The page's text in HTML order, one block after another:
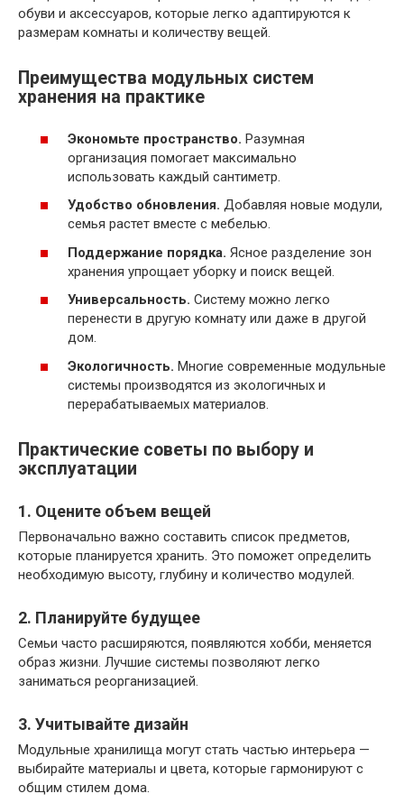
обуви и аксессуаров, которые легко адаптируются к
размерам комнаты и количеству вещей.
Преимущества модульных систем
хранения на практике
Экономьте пространство. Разумная
организация помогает максимально
использовать каждый сантиметр.
Удобство обновления. Добавляя новые модули,
семья растет вместе с мебелью.
Поддержание порядка. Ясное разделение зон
хранения упрощает уборку и поиск вещей.
Универсальность. Систему можно легко
перенести в другую комнату или даже в другой
дом.
Экологичность. Многие современные модульные
системы производятся из экологичных и
перерабатываемых материалов.
Практические советы по выбору и
эксплуатации
1. Оцените объем вещей
Первоначально важно составить список предметов,
которые планируется хранить. Это поможет определить
необходимую высоту, глубину и количество модулей.
2. Планируйте будущее
Семьи часто расширяются, появляются хобби, меняется
образ жизни. Лучшие системы позволяют легко
заниматься реорганизацией.
3. Учитывайте дизайн
Модульные хранилища могут стать частью интерьера —
выбирайте материалы и цвета, которые гармонируют с
общим стилем дома.